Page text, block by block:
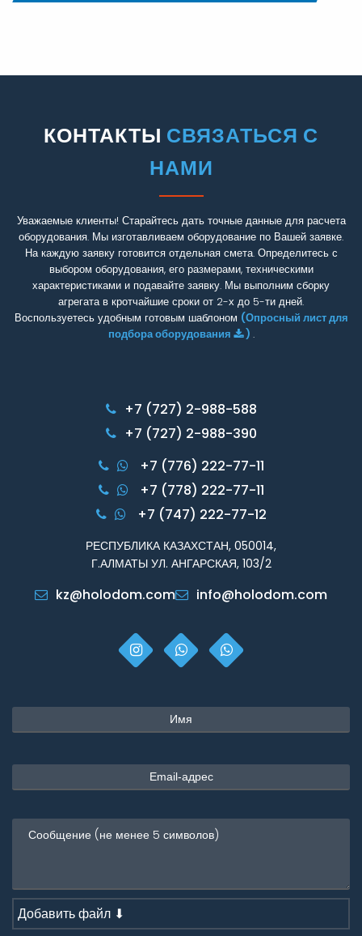
КОНТАКТЫ СВЯЗАТЬСЯ С
НАМИ
Уважаемые клиенты! Старайтесь дать точные данные для расчета
оборудования. Мы изготавливаем оборудование по Вашей заявке.
На каждую заявку готовится отдельная смета. Определитесь с
выбором оборудования, его размерами, техническими
характеристиками и подавайте заявку. Мы выполним сборку
агрегата в кротчайшие сроки от 2-х до 5-ти дней.
Воспользуетесь удобным готовым шаблоном (Опросный лист для
подбора оборудования
) .
+7 (727) 2-988-588
+7 (727) 2-988-390
+7 (776) 222-77-11
+7 (778) 222-77-11
+7 (747) 222-77-12
РЕСПУБЛИКА КАЗАХСТАН, 050014,
Г.АЛМАТЫ УЛ. АНГАРСКАЯ, 103/2
kz@holodom.com info@holodom.com
Добавить файл ⬇